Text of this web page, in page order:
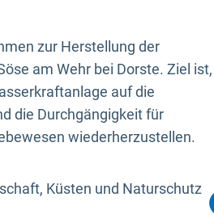
zur Herstellung der
am Wehr bei Dorste. Ziel ist,
auf die
die Durchgängigkeit für
wiederherzustellen.
Küsten und Naturschutz